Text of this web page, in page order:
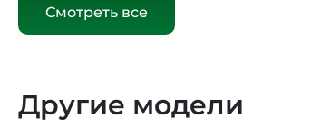
Смотреть все
Другие модели